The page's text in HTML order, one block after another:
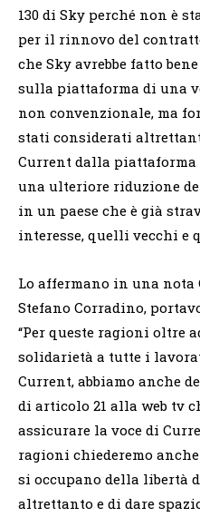
130 di Sky perché non è
per il rinnovo del
che Sky avrebbe fatto
sulla piattaforma di una
non convenzionale, ma
stati considerati
Current dalla piattaforma
una ulteriore riduzione
in un paese che è già
interesse, quelli vecchi e
Lo affermano in una nota
Stefano Corradino,
“Per queste ragioni oltre
solidarietà a tutte i
Current, abbiamo anche
di articolo 21 alla web tv
assicurare la voce di
ragioni chiederemo
si occupano della libertà
altrettanto e di dare